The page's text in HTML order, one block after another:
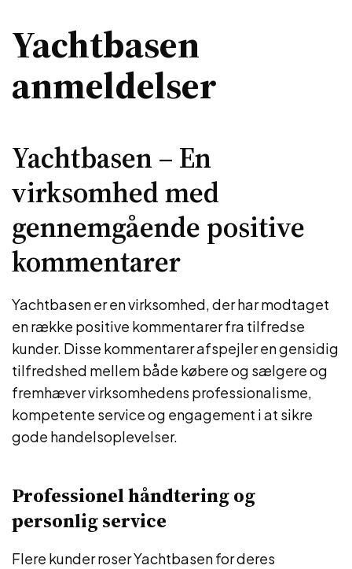
Yachtbasen
anmeldelser
Yachtbasen – En
virksomhed med
gennemgående positive
kommentarer
Yachtbasen er en virksomhed, der har modtaget
en række positive kommentarer fra tilfredse
kunder. Disse kommentarer afspejler en gensidig
tilfredshed mellem både købere og sælgere og
fremhæver virksomhedens professionalisme,
kompetente service og engagement i at sikre
gode handelsoplevelser.
Professionel håndtering og
personlig service
Flere kunder roser Yachtbasen for deres